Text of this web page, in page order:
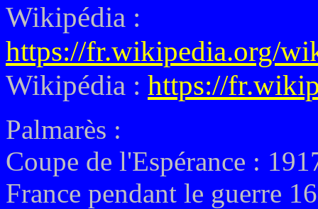
Wikipédia :
https://fr.wikipedia.org/
Wikipédia : https://
Palmarès :
Coupe de l'Espérance :
France pendant le guerre